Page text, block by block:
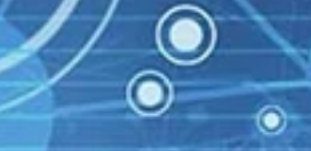
Beeldschermen
Tablets
Kantoorartikelen
Software